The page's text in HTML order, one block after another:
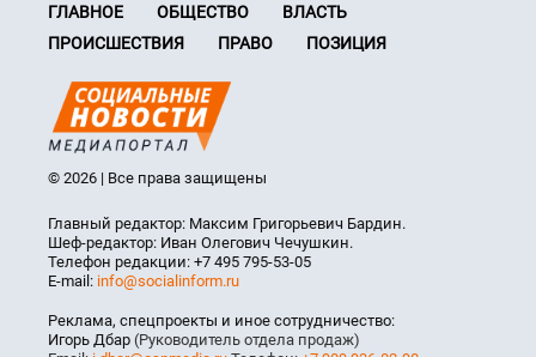
ГЛАВНОЕ ОБЩЕСТВО
ВЛАСТЬ
ПРОИСШЕСТВИЯ
ПРАВО ПОЗИЦИЯ
© 2026 | Все права защищены
Главный редактор: Максим Григорьевич Бардин.
Шеф-редактор: Иван Олегович Чечушкин.
Телефон редакции: +7 495 795-53-05
E-mail: info@socialinform.ru
Реклама, спецпроекты и иное сотрудничество:
Игорь Дбар (Руководитель отдела продаж)